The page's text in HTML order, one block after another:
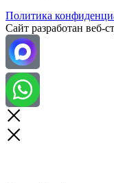
Политика
Сайт разработан веб-